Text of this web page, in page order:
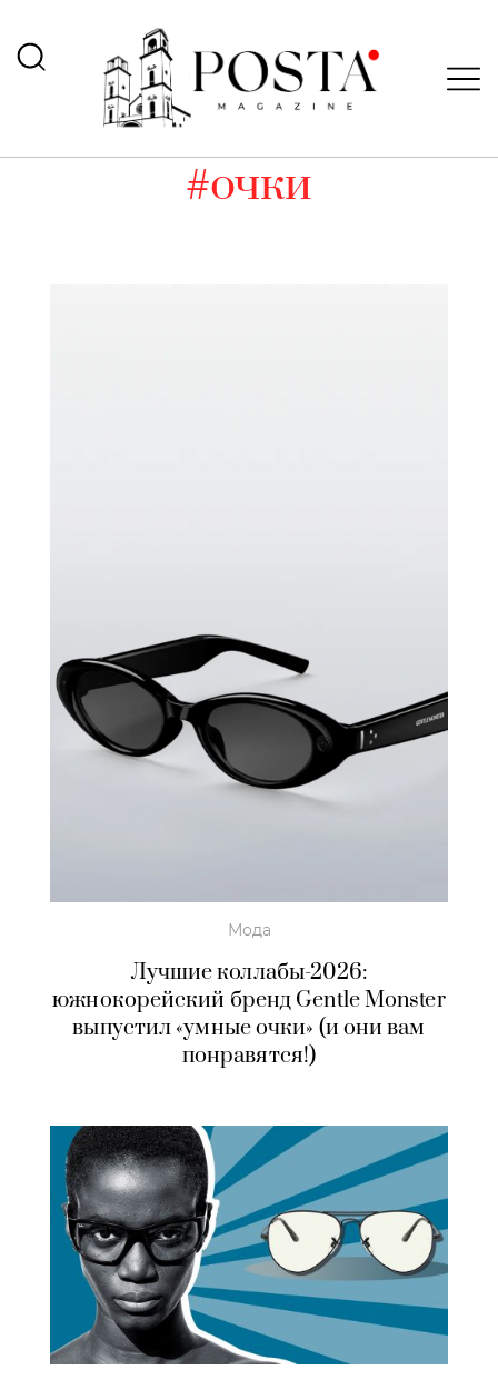
#очки
Мода
Лучшие коллабы-2026:
южнокорейский бренд Gentle Monster
выпустил «умные очки» (и они вам
понравятся!)